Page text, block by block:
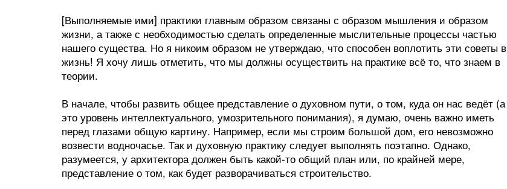
[Выполняемые ими] практики главным образом связаны с образом мышления и образом
жизни, а также с необходимостью сделать определенные мыслительные процессы частью
нашего существа. Но я никоим образом не утверждаю, что способен воплотить эти советы в
жизнь! Я хочу лишь отметить, что мы должны осуществить на практике всё то, что знаем в
теории.
В начале, чтобы развить общее представление о духовном пути, о том, куда он нас ведёт (а
это уровень интеллектуального, умозрительного понимания), я думаю, очень важно иметь
перед глазами общую картину. Например, если мы строим большой дом, его невозможно
возвести водночасье. Так и духовную практику следует выполнять поэтапно. Однако,
разумеется, у архитектора должен быть какой-то общий план или, по крайней мере,
представление о том, как будет разворачиваться строительство.